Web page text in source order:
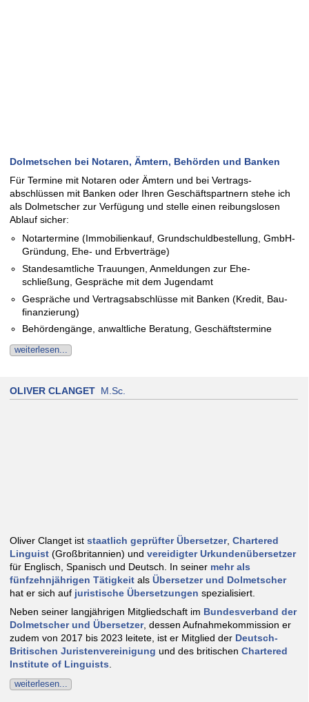
Dolmetschen bei Notaren, Ämtern, Behörden und Banken
Für Termine mit Notaren oder Ämtern und bei Vertrags­
abschlüssen mit Banken oder Ihren Geschäfts­partnern stehe ich
als Dolmetscher zur Verfügung und stelle einen reibungs­losen
Ablauf sicher:
Notartermine (Immobilien­kauf, Grund­schuld­bestel­lung, GmbH-
Gründung, Ehe- und Erbverträge)
Standesamtliche Trauungen, Anmel­dungen zur Ehe­
schließung, Gespräche mit dem Jugendamt
Gespräche und Vertrags­ab­schlüsse mit Banken (Kredit, Bau­
finan­zie­rung)
Behördengänge, anwalt­liche Bera­tung, Geschäftstermine
weiterlesen...
OLIVER CLANGET M.Sc.
Oliver Clanget ist staatlich geprüfter Übersetzer, Chartered
Linguist (Großbritannien) und vereidigter Urkunden­übersetzer
für Englisch, Spanisch und Deutsch. In seiner mehr als
fünfzehnjährigen Tätigkeit als Übersetzer und Dolmetscher
hat er sich auf juristische Übersetzungen spezialisiert.
Neben seiner langjährigen Mitglied­schaft im Bundes­verband der
Dolmetscher und Übersetzer, dessen Aufnahmekommission er
zudem von 2017 bis 2023 leitete, ist er Mitglied der Deutsch-
Britischen Juristen­ver­einigung und des britischen Chartered
Institute of Linguists.
weiterlesen...